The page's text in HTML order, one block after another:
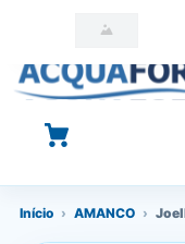
O que você está
Início › AMANCO ›